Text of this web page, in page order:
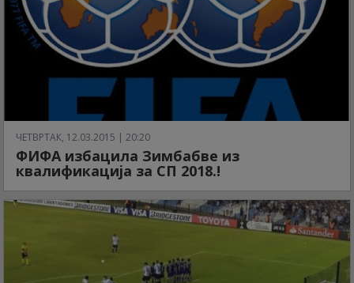
ЧЕТВРТАК, 12.03.2015 | 20:20
ФИФА избацила Зимбабве из
квалификација за СП 2018.!